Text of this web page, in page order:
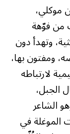
موكلي،
من فوّهة
وتهدأ دون
ومفتون بها،
لارتباطه
الجبل،
الشاعر
الموغلة في